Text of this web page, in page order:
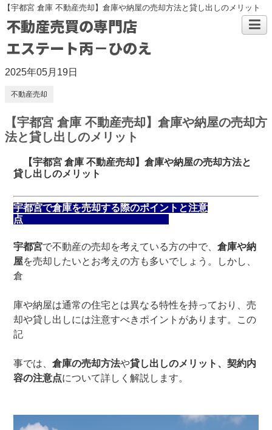
【宇都宮 倉庫 不動産売却】倉庫や納屋の売却方法と貸し出しのメリット
不動産売買の専門店
エステート丙－ひのえ
2025年05月19日
不動産売却
【宇都宮 倉庫 不動産売却】倉庫や納屋の売却方
法と貸し出しのメリット
【宇都宮 倉庫 不動産売却】倉庫や納屋の売却方法と
貸し出しのメリット
宇都宮で倉庫を売却する際のポイントと注意
点
宇都宮で不動産の売却を考えている方の中で、倉庫や納
屋を売却したいとお考えの方も多いでしょう。しかし、
倉
庫や納屋は通常の住宅とは異なる特性を持っており、売
却や貸し出しには注意すべきポイントがあります。この
記
事では、倉庫の売却方法や貸し出しのメリット、契約内
容の注意点について詳しく解説します。